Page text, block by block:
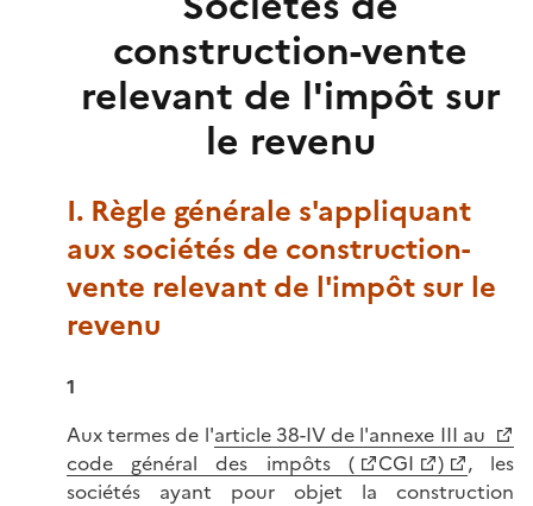
construction-vente
relevant de l'impôt sur
le revenu
I. Règle générale s'appliquant
aux sociétés de construction-
vente relevant de l'impôt sur le
revenu
1
Aux termes de l'article 38-IV de l'annexe III au
code général des impôts (
CGI )
, les
sociétés ayant pour objet la construction